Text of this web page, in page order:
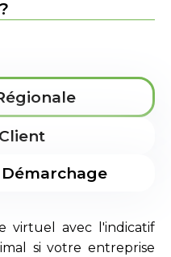
virtuel avec l'indicatif
si votre entreprise